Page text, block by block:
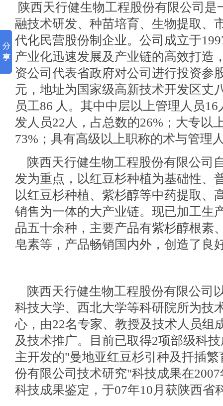
陕西天行健生物工程股份有限公司
融技术研发、种苗培育、生物提取、
代化民营股份制企业。公司成立于
产业化迅速发展及产业链的高效打造
资公司代表省政府对公司进行投资参
元，地址为国家级高新技术开发区丈
员工86 人。其中中层以上管理人员
发人员22人，占总数的26%；大专以
73%；具有高级以上职称的术与管理
陕西天行健生物工程股份有限公司
发为重点，以红豆杉种植为基础性、
以红豆杉种植、紫杉醇等中药提取、
销售为一体的大产业链。现已加工生
品五十余种，主要产品有紫杉醇根素
皂素等，产品畅销国内外，创造了良
陕西天行健生物工程股份有限公司
科技大学、西北大学等科研院所为技
心，由22名专家、教授及技术人员组
及技术推广。目前已取得2项部级科
主开发的"曼地亚红豆杉引种及扦插
份有限公司技术研究"科技成果在
科技成果鉴定，于07年10月获陕西省